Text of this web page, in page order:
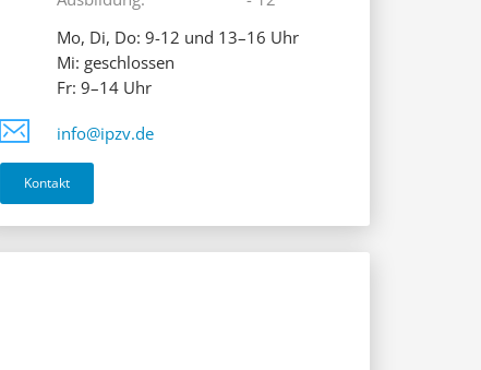
Mo, Di, Do: 9-12 und 13–16 Uhr
Mi: geschlossen
Fr: 9–14 Uhr
info@ipzv.de
Kontakt